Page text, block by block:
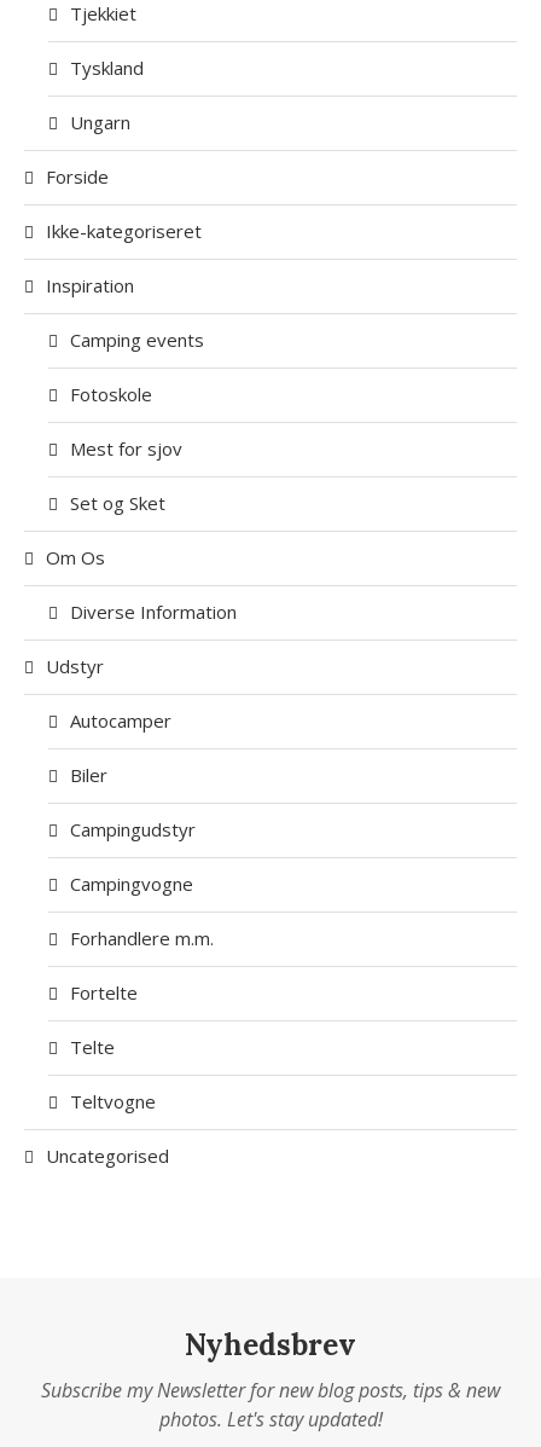
Tjekkiet
Tyskland
Ungarn
Forside
Ikke-kategoriseret
Inspiration
Camping events
Fotoskole
Mest for sjov
Set og Sket
Om Os
Diverse Information
Udstyr
Autocamper
Biler
Campingudstyr
Campingvogne
Forhandlere m.m.
Fortelte
Telte
Teltvogne
Uncategorised
Nyhedsbrev
Subscribe my Newsletter for new blog posts, tips & new
photos. Let's stay updated!